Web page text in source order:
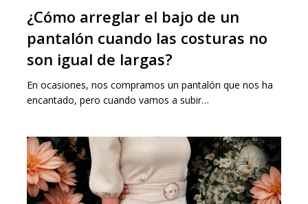
¿Cómo arreglar el bajo de un
pantalón cuando las costuras no
son igual de largas?
En ocasiones, nos compramos un pantalón que nos ha
encantado, pero cuando vamos a subir…